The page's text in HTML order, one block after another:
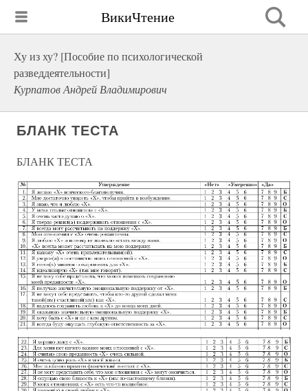
ВикиЧтение
Ху из ху? [Пособие по психологической
разведдеятельности]
Курпатов Андрей Владимирович
БЛАНК ТЕСТА
БЛАНК ТЕСТА